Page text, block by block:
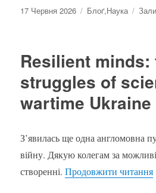
Оприлюднено
17 Червня 2026 Категорії
Блоґ,Наука
Resilient minds:
struggles of
wartime Ukraine
З’явилась ще одна англомовна
війну. Дякую колегам за
створенні.Продовжити читання